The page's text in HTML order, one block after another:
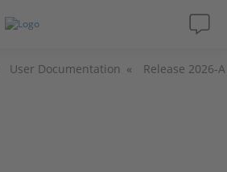
User Documentation Release 2026-A